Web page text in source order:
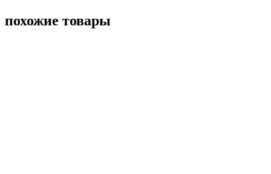
похожие товары